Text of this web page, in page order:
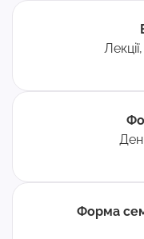
Форма